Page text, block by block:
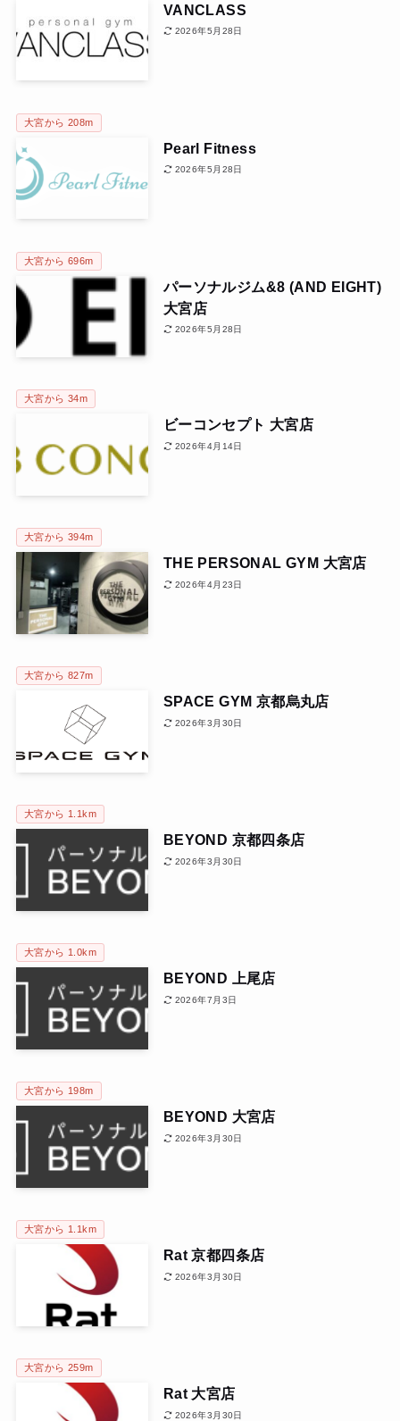
VANCLASS
2026年5月28日
大宮から 208m
Pearl Fitness
2026年5月28日
大宮から 696m
パーソナルジム&8 (AND EIGHT)
大宮店
2026年5月28日
大宮から 34m
ビーコンセプト 大宮店
2026年4月14日
大宮から 394m
THE PERSONAL GYM 大宮店
2026年4月23日
大宮から 827m
SPACE GYM 京都烏丸店
2026年3月30日
大宮から 1.1km
BEYOND 京都四条店
2026年3月30日
大宮から 1.0km
BEYOND 上尾店
2026年7月3日
大宮から 198m
BEYOND 大宮店
2026年3月30日
大宮から 1.1km
Rat 京都四条店
2026年3月30日
大宮から 259m
Rat 大宮店
2026年3月30日